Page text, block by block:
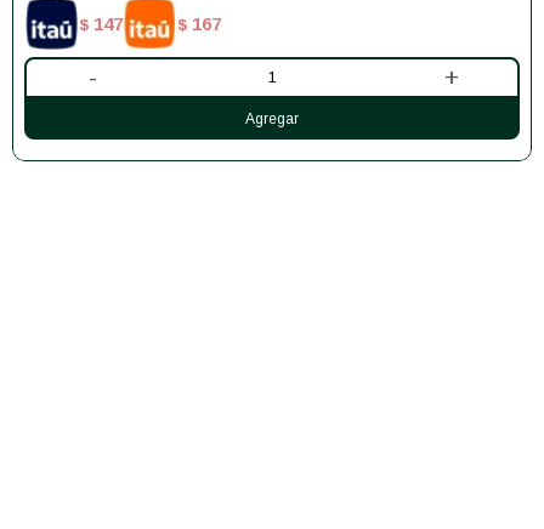
$ 147 $ 167
- +